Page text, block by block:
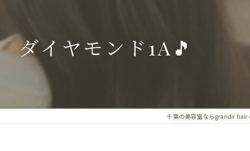
ダイヤモンド1A🎵
千葉の美容室ならgrandir hair